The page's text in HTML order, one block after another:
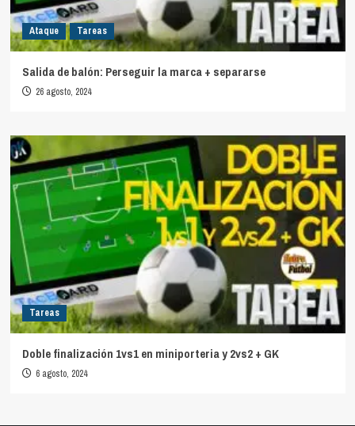
Ataque Tareas
Salida de balón: Perseguir la marca + separarse
26 agosto, 2024
Tareas
Doble finalización 1vs1 en miniporteria y 2vs2 + GK
6 agosto, 2024